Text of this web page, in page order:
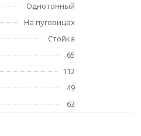
Однотонный
На пуговицах
Стойка
65
112
49
63